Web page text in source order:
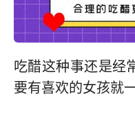
吃醋这种事还是经
要有喜欢的女孩就